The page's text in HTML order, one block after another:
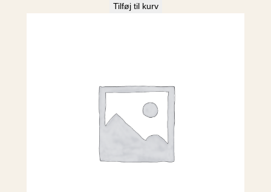
Tilføj til kurv